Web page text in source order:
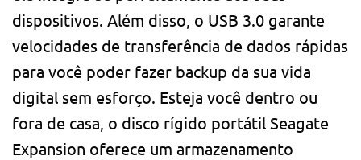
dispositivos. Além disso, o USB 3.0 garante
velocidades de transferência de dados rápidas
para você poder fazer backup da sua vida
digital sem esforço. Esteja você dentro ou
fora de casa, o disco rígido portátil Seagate
Expansion oferece um armazenamento